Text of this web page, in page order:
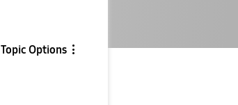
Topic Options